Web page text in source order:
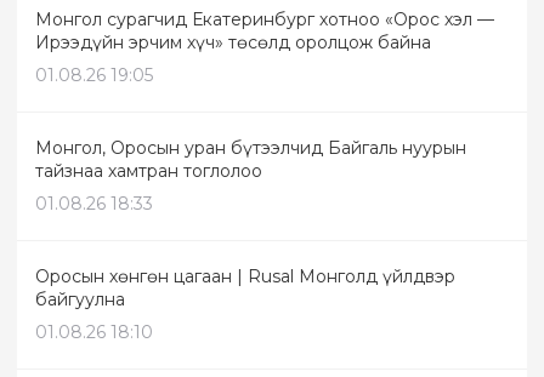
Монгол сурагчид Екатеринбург хотноо «Орос хэл —
Ирээдүйн эрчим хүч» төсөлд оролцож байна
01.08.26 19:05
Монгол, Оросын уран бүтээлчид Байгаль нуурын
тайзнаа хамтран тоглолоо
01.08.26 18:33
Оросын хөнгөн цагаан | Rusal Монголд үйлдвэр
байгуулна
01.08.26 18:10